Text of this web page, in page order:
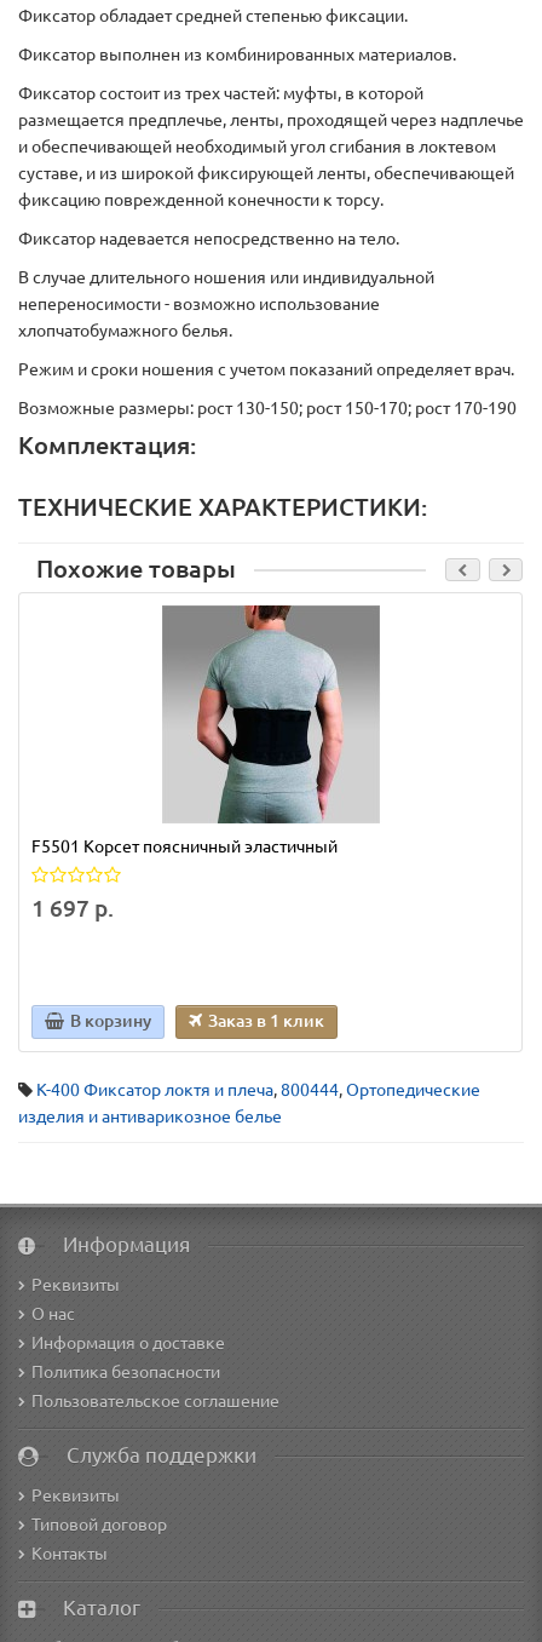
Фиксатор обладает средней степенью фиксации.
Фиксатор выполнен из комбинированных материалов.
Фиксатор состоит из трех частей: муфты, в которой
размещается предплечье, ленты, проходящей через надплечье
и обеспечивающей необходимый угол сгибания в локтевом
суставе, и из широкой фиксирующей ленты, обеспечивающей
фиксацию поврежденной конечности к торсу.
Фиксатор надевается непосредственно на тело.
В случае длительного ношения или индивидуальной
непереносимости - возможно использование
хлопчатобумажного белья.
Режим и сроки ношения с учетом показаний определяет врач.
Возможные размеры: рост 130-150; рост 150-170; рост 170-190
Комплектация:
ТЕХНИЧЕСКИЕ ХАРАКТЕРИСТИКИ:
Похожие товары
F5501 Корсет поясничный эластичный
1 697 р.
В корзину Заказ в 1 клик
K-400 Фиксатор локтя и плеча,800444,Ортопедические
изделия и антиварикозное белье
Информация
Реквизиты
О нас
Информация о доставке
Политика безопасности
Пользовательское соглашение
Служба поддержки
Реквизиты
Типовой договор
Контакты
Каталог